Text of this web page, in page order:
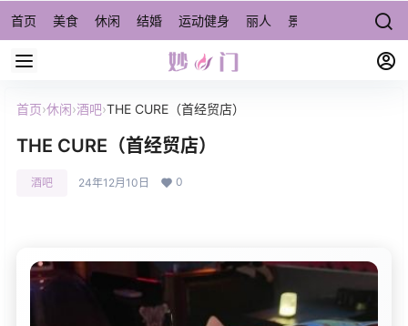
首页 美食 休闲 结婚 运动健身 丽人 景点/周边游 宠物
首页›休闲›酒吧›THE CURE（首经贸店）
THE CURE（首经贸店）
酒吧 24年12月10日 0